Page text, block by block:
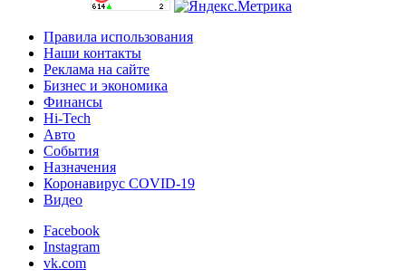
Правила использования
Наши контакты
Реклама на сайте
Бизнес и экономика
Финансы
Hi-Tech
Авто
События
Назначения
Коронавирус COVID-19
Видео
Facebook
Instagram
vk.com